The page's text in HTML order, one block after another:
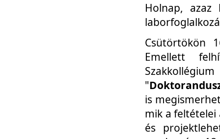
Holnap, azaz
Csütörtökön
Emellett
"
is
mik a feltételei
és